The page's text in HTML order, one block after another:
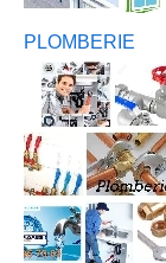
PLOMBERIE